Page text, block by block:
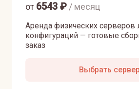
Аренда физических
конфигураций — готовые
заказ
от 6543 ₽ / месяц
Выбрать сервер